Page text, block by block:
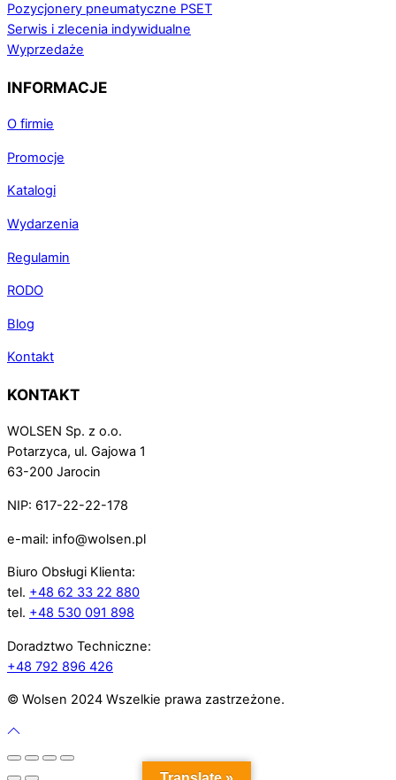
Pozycjonery pneumatyczne PSET
Serwis i zlecenia indywidualne
Wyprzedaże
INFORMACJE
O firmie
Promocje
Katalogi
Wydarzenia
Regulamin
RODO
Blog
Kontakt
KONTAKT
WOLSEN Sp. z o.o.
Potarzyca, ul. Gajowa 1
63-200 Jarocin
NIP: 617-22-22-178
e-mail: info@wolsen.pl
Biuro Obsługi Klienta:
tel. +48 62 33 22 880
tel. +48 530 091 898
Doradztwo Techniczne:
+48 792 896 426
© Wolsen 2024 Wszelkie prawa zastrzeżone.